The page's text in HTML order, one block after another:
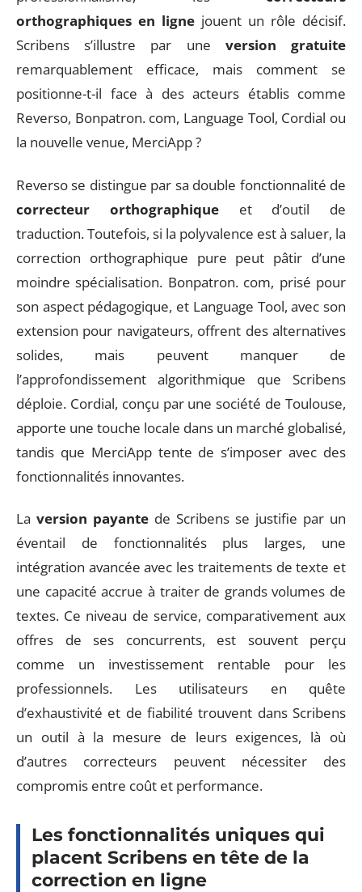
orthographiques en ligne jouent un rôle décisif.
Scribens s’illustre par une version gratuite
remarquablement efficace, mais comment se
positionne-t-il face à des acteurs établis comme
Reverso, Bonpatron. com, Language Tool, Cordial ou
la nouvelle venue, MerciApp ?
Reverso se distingue par sa double fonctionnalité de
correcteur orthographiqueet d’outil de
traduction. Toutefois, si la polyvalence est à saluer, la
correction orthographique pure peut pâtir d’une
moindre spécialisation. Bonpatron. com, prisé pour
son aspect pédagogique, et Language Tool, avec son
extension pour navigateurs, offrent des alternatives
solides, mais peuvent manquer de
l’approfondissement algorithmique que Scribens
déploie. Cordial, conçu par une société de Toulouse,
apporte une touche locale dans un marché globalisé,
tandis que MerciApp tente de s’imposer avec des
fonctionnalités innovantes.
La version payante de Scribens se justifie par un
éventail de fonctionnalités plus larges, une
intégration avancée avec les traitements de texte et
une capacité accrue à traiter de grands volumes de
textes. Ce niveau de service, comparativement aux
offres de ses concurrents, est souvent perçu
comme un investissement rentable pour les
professionnels. Les utilisateurs en quête
d’exhaustivité et de fiabilité trouvent dans Scribens
un outil à la mesure de leurs exigences, là où
d’autres correcteurs peuvent nécessiter des
compromis entre coût et performance.
Les fonctionnalités uniques qui
placent Scribens en tête de la
correction en ligne